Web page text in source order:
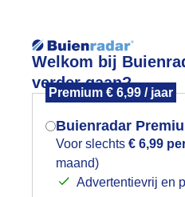
Welkom bij
verder gaan?
Premium € 6,99 / jaar
Buienradar
Voor slechts € 6,99
maand)
Advertentievrij en
Foto en video
Mogen we je
het